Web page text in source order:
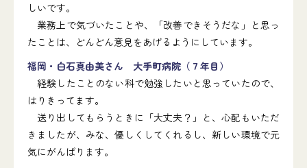
しいです｡
業務上で気づいたことや、「改善できそうだな」と思っ
たことは、どんどん意見をあげるようにしています。
福岡・白石真由美さん 大手町病院（７年目）
経験したことのない科で勉強したいと思っていたので、
はりきってます。
送り出してもらうときに「大丈夫？」と、心配もいただ
きましたが、みな、優しくしてくれるし、新しい環境で元
気にがんばります。